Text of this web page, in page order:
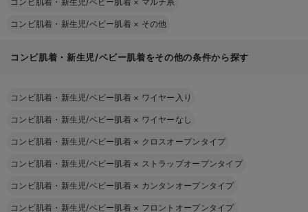
コンビ肌着・新生児/ベビー肌着 × その他
コンビ肌着・新生児/ベビー肌着をその他の条件から探す
コンビ肌着・新生児/ベビー肌着 × ワイヤー入り
コンビ肌着・新生児/ベビー肌着 × ワイヤーなし
コンビ肌着・新生児/ベビー肌着 × クロスオープンタイプ
コンビ肌着・新生児/ベビー肌着 × ストラップオープンタイプ
コンビ肌着・新生児/ベビー肌着 × カンタンオープンタイプ
コンビ肌着・新生児/ベビー肌着 × フロントオープンタイプ